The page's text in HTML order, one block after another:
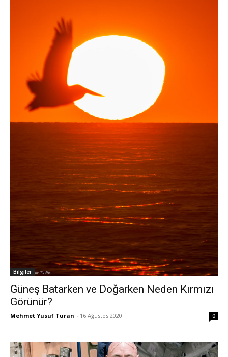
Bilgiler
Güneş Batarken ve Doğarken Neden Kırmızı
Görünür?
Mehmet Yusuf Turan - 16 Ağustos 2020 0